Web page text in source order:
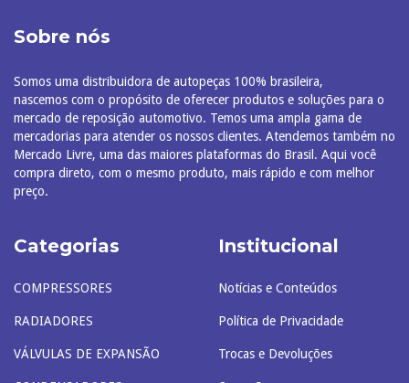
Sobre nós
Somos uma distribuidora de autopeças 100% brasileira,
nascemos com o propósito de oferecer produtos e soluções para o
mercado de reposição automotivo. Temos uma ampla gama de
mercadorias para atender os nossos clientes. Atendemos também no
Mercado Livre, uma das maiores plataformas do Brasil. Aqui você
compra direto, com o mesmo produto, mais rápido e com melhor
preço.
Categorias
COMPRESSORES
RADIADORES
VÁLVULAS DE EXPANSÃO
Institucional
Notícias e Conteúdos
Política de Privacidade
Trocas e Devoluções